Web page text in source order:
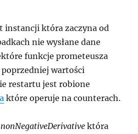
instancji która zaczyna od
nie wysłane dane
funkcje prometeusza
poprzedniej wartości
restartu jest robione
które operuje na counterach.
nonNegativeDerivative która